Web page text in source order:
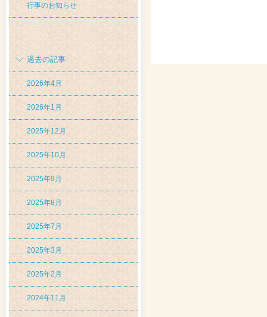
行事のお知らせ
過去の記事
2026年4月
2026年1月
2025年12月
2025年10月
2025年9月
2025年8月
2025年7月
2025年3月
2025年2月
2024年11月